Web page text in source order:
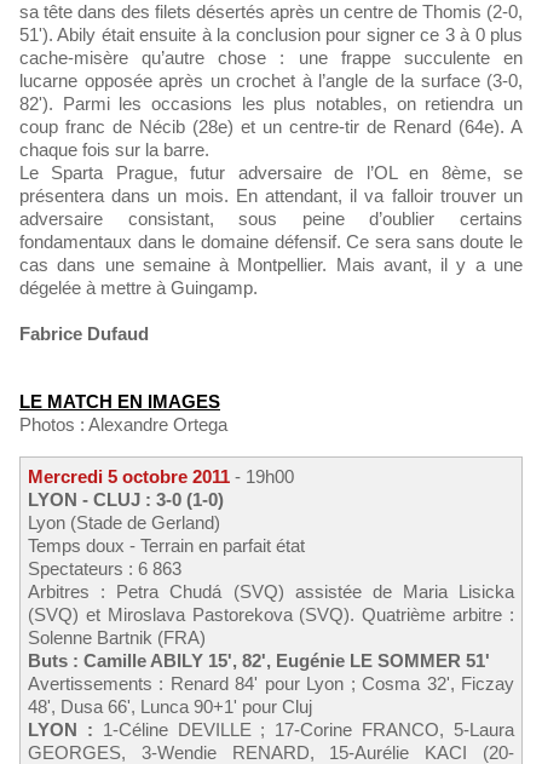
sa tête dans des filets désertés après un centre de Thomis (2-0,
51'). Abily était ensuite à la conclusion pour signer ce 3 à 0 plus
cache-misère qu’autre chose : une frappe succulente en
lucarne opposée après un crochet à l’angle de la surface (3-0,
82'). Parmi les occasions les plus notables, on retiendra un
coup franc de Nécib (28e) et un centre-tir de Renard (64e). A
chaque fois sur la barre.
Le Sparta Prague, futur adversaire de l’OL en 8ème, se
présentera dans un mois. En attendant, il va falloir trouver un
adversaire consistant, sous peine d’oublier certains
fondamentaux dans le domaine défensif. Ce sera sans doute le
cas dans une semaine à Montpellier. Mais avant, il y a une
dégelée à mettre à Guingamp.
Fabrice Dufaud
LE MATCH EN IMAGES
Photos : Alexandre Ortega
Mercredi 5 octobre 2011 - 19h00
LYON - CLUJ : 3-0 (1-0)
Lyon (Stade de Gerland)
Temps doux - Terrain en parfait état
Spectateurs : 6 863
Arbitres : Petra Chudá (SVQ) assistée de Maria Lisicka
(SVQ) et Miroslava Pastorekova (SVQ). Quatrième arbitre :
Solenne Bartnik (FRA)
Buts : Camille ABILY 15', 82', Eugénie LE SOMMER 51'
Avertissements : Renard 84' pour Lyon ; Cosma 32', Ficzay
48', Dusa 66', Lunca 90+1' pour Cluj
LYON : 1-Céline DEVILLE ; 17-Corine FRANCO, 5-Laura
GEORGES, 3-Wendie RENARD, 15-Aurélie KACI (20-